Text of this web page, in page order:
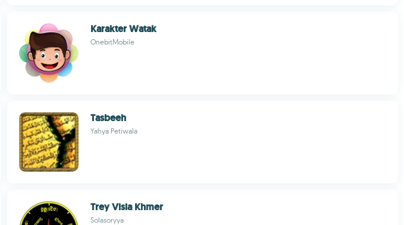
Karakter Watak
OnebitMobile
Tasbeeh
Yahya Petiwala
Trey Visia Khmer
Solasoryya